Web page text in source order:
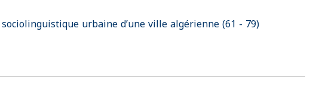
urbaine d’une ville algérienne (61 - 79)